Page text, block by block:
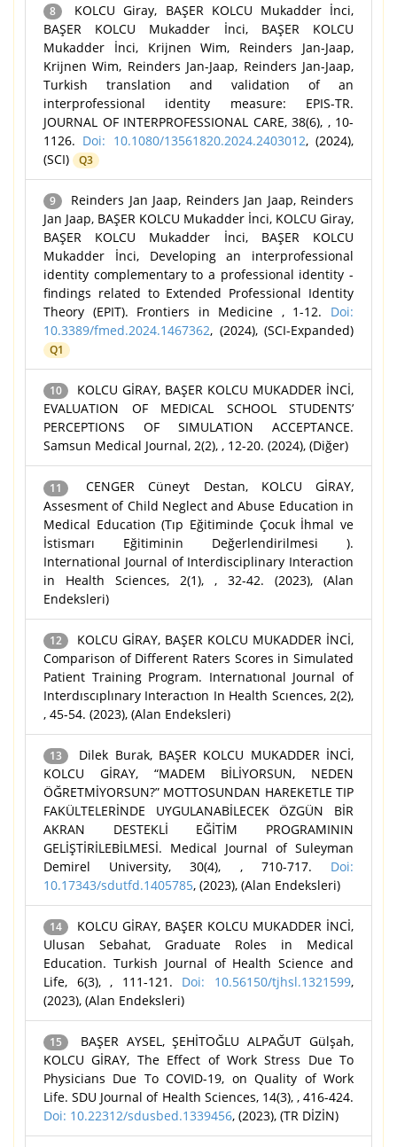
8
KOLCU Giray, BAŞER KOLCU Mukadder İnci,
BAŞER KOLCU Mukadder İnci, BAŞER KOLCU
Mukadder İnci, Krijnen Wim, Reinders Jan-Jaap,
Krijnen Wim, Reinders Jan-Jaap, Reinders Jan-Jaap,
Turkish translation and validation of an
interprofessional identity measure: EPIS-TR.
JOURNAL OF INTERPROFESSIONAL CARE, 38(6), , 10-
1126. Doi: 10.1080/13561820.2024.2403012, (2024),
(SCI)
Q3
9
Reinders Jan Jaap, Reinders Jan Jaap, Reinders
Jan Jaap, BAŞER KOLCU Mukadder İnci, KOLCU Giray,
BAŞER KOLCU Mukadder İnci, BAŞER KOLCU
Mukadder İnci, Developing an interprofessional
identity complementary to a professional identity -
findings related to Extended Professional Identity
Theory (EPIT). Frontiers in Medicine , 1-12. Doi:
10.3389/fmed.2024.1467362, (2024), (SCI-Expanded)
Q1
10
KOLCU GİRAY, BAŞER KOLCU MUKADDER İNCİ,
EVALUATION OF MEDICAL SCHOOL STUDENTS’
PERCEPTIONS OF SIMULATION ACCEPTANCE.
Samsun Medical Journal, 2(2), , 12-20. (2024), (Diğer)
11
CENGER Cüneyt Destan, KOLCU GİRAY,
Assesment of Child Neglect and Abuse Education in
Medical Education (Tıp Eğitiminde Çocuk İhmal ve
İstismarı Eğitiminin Değerlendirilmesi ).
International Journal of Interdisciplinary Interaction
in Health Sciences, 2(1), , 32-42. (2023), (Alan
Endeksleri)
12
KOLCU GİRAY, BAŞER KOLCU MUKADDER İNCİ,
Comparison of Different Raters Scores in Simulated
Patient Training Program. Internatıonal Journal of
Interdıscıplınary Interactıon In Health Scıences, 2(2),
, 45-54. (2023), (Alan Endeksleri)
13
Dilek Burak, BAŞER KOLCU MUKADDER İNCİ,
KOLCU GİRAY, “MADEM BİLİYORSUN, NEDEN
ÖĞRETMİYORSUN?” MOTTOSUNDAN HAREKETLE TIP
FAKÜLTELERİNDE UYGULANABİLECEK ÖZGÜN BİR
AKRAN DESTEKLİ EĞİTİM PROGRAMININ
GELİŞTİRİLEBİLMESİ. Medical Journal of Suleyman
Demirel University, 30(4), , 710-717. Doi:
10.17343/sdutfd.1405785, (2023), (Alan Endeksleri)
14
KOLCU GİRAY, BAŞER KOLCU MUKADDER İNCİ,
Ulusan Sebahat, Graduate Roles in Medical
Education. Turkish Journal of Health Science and
Life, 6(3), , 111-121. Doi: 10.56150/tjhsl.1321599,
(2023), (Alan Endeksleri)
15
BAŞER AYSEL, ŞEHİTOĞLU ALPAĞUT Gülşah,
KOLCU GİRAY, The Effect of Work Stress Due To
Physicians Due To COVID-19, on Quality of Work
Life. SDU Journal of Health Sciences, 14(3), , 416-424.
Doi: 10.22312/sdusbed.1339456, (2023), (TR DİZİN)